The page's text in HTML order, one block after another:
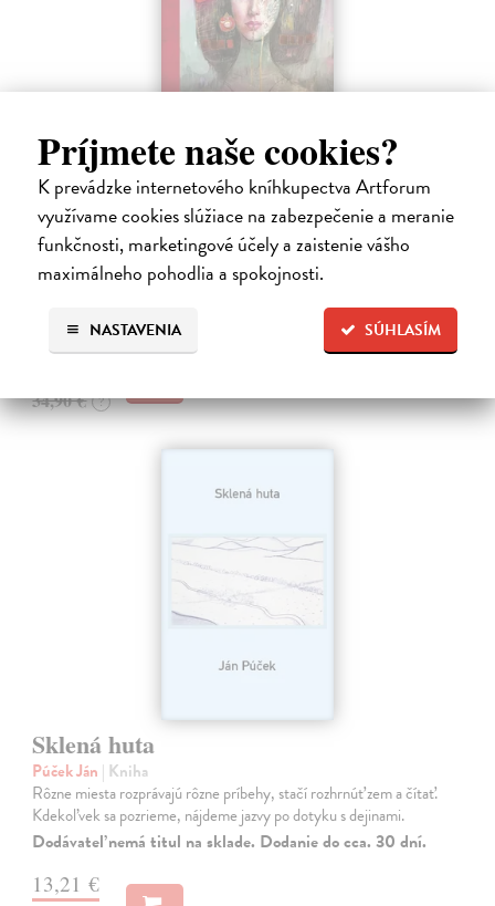
Príjmete naše cookies?
K prevádzke internetového kníhkupectva Artforum
využívame cookies slúžiace na zabezpečenie a meranie
funkčnosti, marketingové účely a zaistenie vášho
maximálneho pohodlia a spokojnosti.
SÚHLASÍM
NASTAVENIA
Miluj ma ako naozaj
Válek Miroslav
| Kniha
HRANICA MEDZI NÁDEJOU A SEBAKLAMOM
SLOVENSKÉHO KLASIKA. Nemýlia sa tí, ktorí v básnikovi
Miroslavovi Válkovi (1927 – 1991) vidia deziluzívneho analytika
Na sklade ?
33,85 €
34,90 € ?
Sklená huta
Púček Ján | Kniha
Rôzne miesta rozprávajú rôzne príbehy, stačí rozhrnúť zem a čítať.
Kdekoľvek sa pozrieme, nájdeme jazvy po dotyku s dejinami.
Dodávateľ nemá titul na sklade. Dodanie do cca. 30 dní.
13,21 €